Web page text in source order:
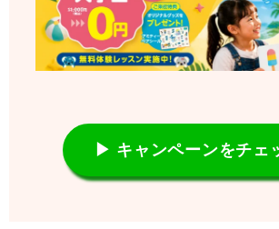
▶ キャンペーンをチェ